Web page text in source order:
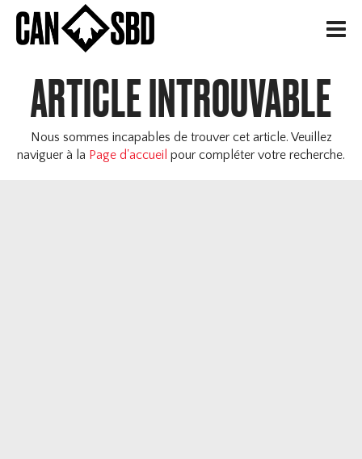
H
ARTICLE INTROUVABLE
Nous sommes incapables de trouver cet article. Veuillez
naviguer à la Page d'accueil pour compléter votre recherche.